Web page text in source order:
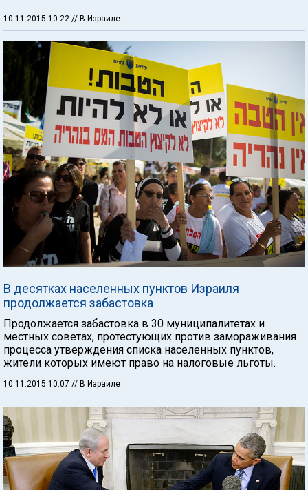
10.11.2015 10:22 // В Израиле
В десятках населенных пунктов Израиля
продолжается забастовка
Продолжается забастовка в 30 муниципалитетах и
местных советах, протестующих против замораживания
процесса утверждения списка населенных пунктов,
жители которых имеют право на налоговые льготы.
10.11.2015 10:07 // В Израиле